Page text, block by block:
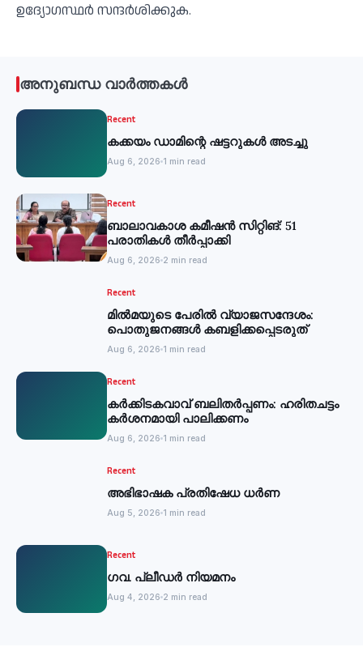
ഉദ്യോഗസ്ഥർ സന്ദർശിക്കുക.
അനുബന്ധ വാർത്തകൾ
Recent
കക്കയം ഡാമിന്റെ ഷട്ടറുകള്‍ അടച്ചു
Aug 6, 2026 1 min read
Recent
ബാലാവകാശ കമീഷന്‍ സിറ്റിങ്: 51
പരാതികള്‍ തീര്‍പ്പാക്കി
Aug 6, 2026 2 min read
Recent
മില്‍മയുടെ പേരില്‍ വ്യാജസന്ദേശം:
പൊതുജനങ്ങള്‍ കബളിക്കപ്പെടരുത്
Aug 6, 2026 1 min read
Recent
കര്‍ക്കിടകവാവ് ബലിതര്‍പ്പണം: ഹരിതചട്ടം
കര്‍ശനമായി പാലിക്കണം
Aug 6, 2026 1 min read
Recent
അഭിഭാഷക പ്രതിഷേധ ധർണ
Aug 5, 2026 1 min read
Recent
ഗവ. പ്ലീഡർ നിയമനം
Aug 4, 2026 2 min read